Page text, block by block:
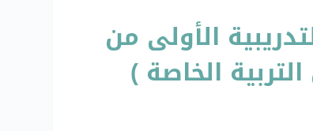
الأولى من
الخاصة )